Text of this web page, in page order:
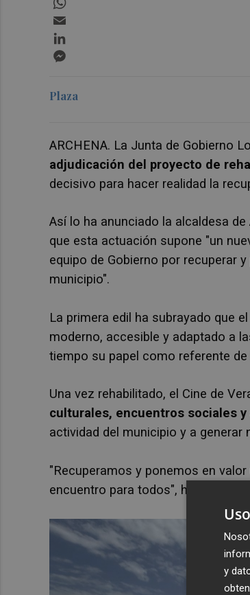
Plaza
ARCHENA. La Junta de Gobierno
adjudicación del proyecto de
decisivo para hacer realidad la
Así lo ha anunciado la alcaldesa de
que esta actuación supone "un
equipo de Gobierno por recuperar
municipio".
La primera edil ha subrayado que
moderno, accesible y adaptado a
tiempo su papel como referente
Una vez rehabilitado, el Cine de
culturales, encuentros sociales
actividad del municipio y a
"Recuperamos y ponemos en
encuentro para todos", ha
y